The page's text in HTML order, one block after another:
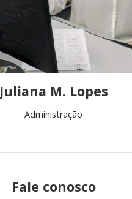
Juliana M. Lopes
Administração
Fale conosco